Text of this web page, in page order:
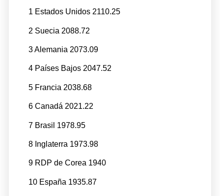
1 Estados Unidos 2110.25
2 Suecia 2088.72
3 Alemania 2073.09
4 Países Bajos 2047.52
5 Francia 2038.68
6 Canadá 2021.22
7 Brasil 1978.95
8 Inglaterra 1973.98
9 RDP de Corea 1940
10 España 1935.87